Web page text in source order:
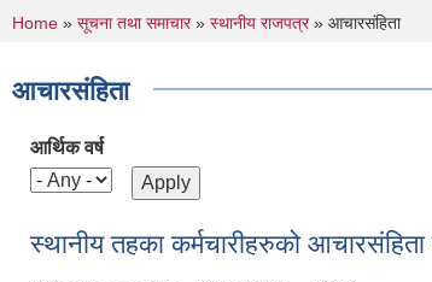
You are here
Home » सूचना तथा समाचार» स्थानीय राजपत्र» आचारसंहिता
आचारसंहिता
आर्थिक वर्ष
स्थानीय तहका कर्मचारीहरुको